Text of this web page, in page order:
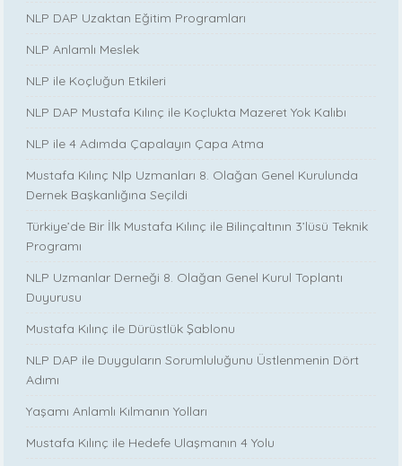
NLP DAP Uzaktan Eğitim Programları
NLP Anlamlı Meslek
NLP ile Koçluğun Etkileri
NLP DAP Mustafa Kılınç ile Koçlukta Mazeret Yok Kalıbı
NLP ile 4 Adımda Çapalayın Çapa Atma
Mustafa Kılınç Nlp Uzmanları 8. Olağan Genel Kurulunda
Dernek Başkanlığına Seçildi
Türkiye’de Bir İlk Mustafa Kılınç ile Bilinçaltının 3’lüsü Teknik
Programı
NLP Uzmanlar Derneği 8. Olağan Genel Kurul Toplantı
Duyurusu
Mustafa Kılınç ile Dürüstlük Şablonu
NLP DAP ile Duyguların Sorumluluğunu Üstlenmenin Dört
Adımı
Yaşamı Anlamlı Kılmanın Yolları
Mustafa Kılınç ile Hedefe Ulaşmanın 4 Yolu